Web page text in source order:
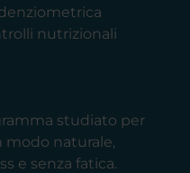
nutrizionali
studiato per
modo naturale,
e senza fatica.